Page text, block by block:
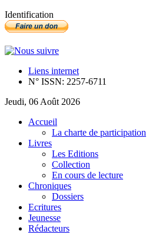
Identification
Liens internet
N° ISSN: 2257-6711
Jeudi, 06 Août 2026
Accueil
La charte de participation
Livres
Les Editions
Collection
En cours de lecture
Chroniques
Dossiers
Ecritures
Jeunesse
Rédacteurs